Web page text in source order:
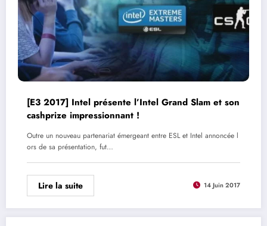
[E3 2017] Intel présente l’Intel Grand Slam et son
cashprize impressionnant !
Outre un nouveau partenariat émergeant entre ESL et Intel annoncée l
ors de sa présentation, fut…
Lire la suite 14 Juin 2017